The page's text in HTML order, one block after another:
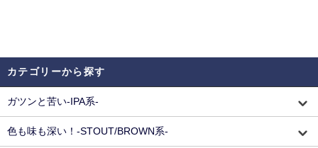
カテゴリーから探す
ガツンと苦い-IPA系-
色も味も深い！-STOUT/BROWN系-